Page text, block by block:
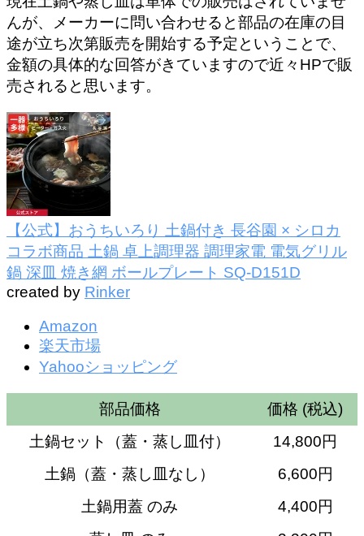
んが、メーカーに問い合わせると部品の在庫の目
途が立ち次第販売を開始する予定ということで、
金額の具体的な回答がきていますので近々HPで販
売されると思います。
【公式】おうちいろり 土鍋付き 長谷園 × シロカ
コラボ商品 土鍋 卓上調理器 調理家電 電気グリル
鍋 深皿 焼き網 ボールプレート SQ-D151D
created by Rinker
Amazon
楽天市場
Yahooショッピング
部品価格
価格 (税込)
土鍋セット（蓋・蒸し皿付）
14,800円
土鍋（蓋・蒸し皿なし）
6,600円
土鍋用蓋 のみ
4,400円